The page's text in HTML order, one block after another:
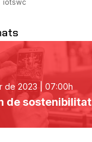
iotswc
de 2023 | 07:00h
de sostenibilitat